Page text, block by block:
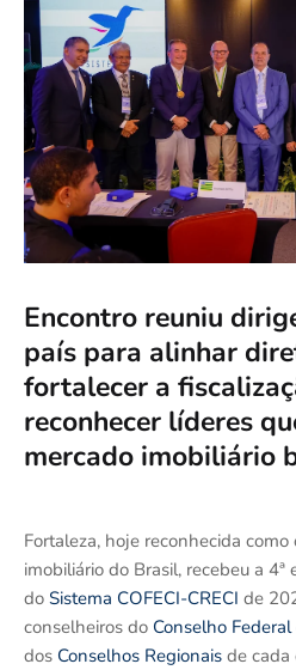
Encontro reuniu
país para alinhar
fortalecer a
reconhecer líderes
mercado imobiliário
Fortaleza, hoje reconhecida como
imobiliário do Brasil, recebeu a
do Sistema COFECI-CRECI de
conselheiros do Conselho
dos Conselhos Regionais de cada